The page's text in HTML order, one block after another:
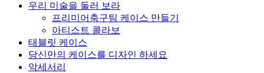
우리 미술을 둘러 보라
프리미어축구팀 케이스 만들기
아티스트 콜라보
태블릿 케이스
당신만의 케이스를 디자인 하세요
악세서리